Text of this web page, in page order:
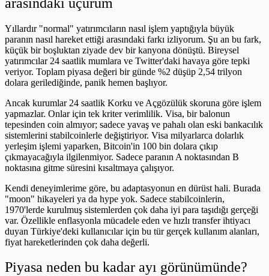
Yıllardır "normal" yatırımcıların nasıl işlem yaptığıyla büyük
paranın nasıl hareket ettiği arasındaki farkı izliyorum. Şu an bu fark,
küçük bir boşluktan ziyade dev bir kanyona dönüştü. Bireysel
yatırımcılar 24 saatlik mumlara ve Twitter'daki havaya göre tepki
veriyor. Toplam piyasa değeri bir günde %2 düşüp 2,54 trilyon
dolara gerilediğinde, panik hemen başlıyor.
Ancak kurumlar 24 saatlik Korku ve Açgözülük skoruna göre işlem
yapmazlar. Onlar için tek kriter verimlilik. Visa, bir balonun
tepesinden coin almıyor; sadece yavaş ve pahalı olan eski bankacılık
sistemlerini stabilcoinlerle değiştiriyor. Visa milyarlarca dolarlık
yerleşim işlemi yaparken, Bitcoin'in 100 bin dolara çıkıp
çıkmayacağıyla ilgilenmiyor. Sadece paranın A noktasından B
noktasına gitme süresini kısaltmaya çalışıyor.
Kendi deneyimlerime göre, bu adaptasyonun en dürüst hali. Burada
"moon" hikayeleri ya da hype yok. Sadece stabilcoinlerin,
1970'lerde kurulmuş sistemlerden çok daha iyi para taşıdığı gerçeği
var. Özellikle enflasyonla mücadele eden ve hızlı transfer ihtiyacı
duyan Türkiye'deki kullanıcılar için bu tür gerçek kullanım alanları,
fiyat hareketlerinden çok daha değerli.
Piyasa neden bu kadar ayı görünümünde?